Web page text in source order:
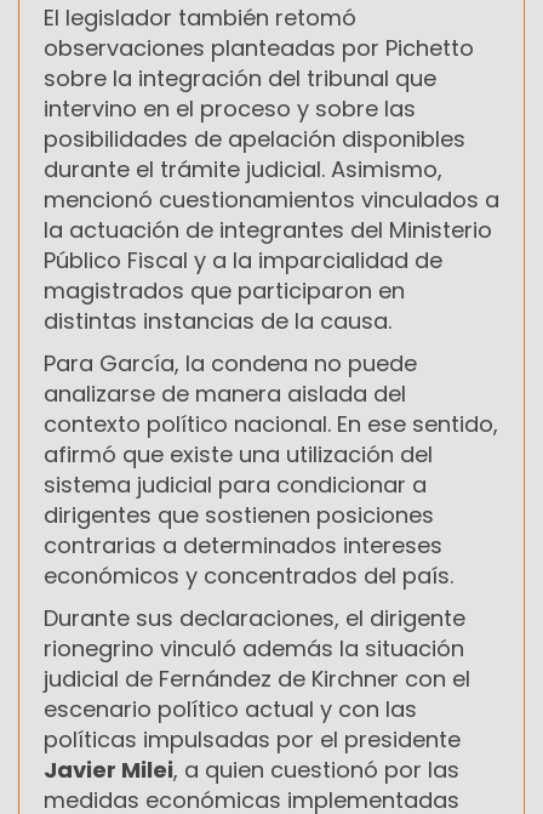
El legislador también retomó
observaciones planteadas por Pichetto
sobre la integración del tribunal que
intervino en el proceso y sobre las
posibilidades de apelación disponibles
durante el trámite judicial. Asimismo,
mencionó cuestionamientos vinculados a
la actuación de integrantes del Ministerio
Público Fiscal y a la imparcialidad de
magistrados que participaron en
distintas instancias de la causa.
Para García, la condena no puede
analizarse de manera aislada del
contexto político nacional. En ese sentido,
afirmó que existe una utilización del
sistema judicial para condicionar a
dirigentes que sostienen posiciones
contrarias a determinados intereses
económicos y concentrados del país.
Durante sus declaraciones, el dirigente
rionegrino vinculó además la situación
judicial de Fernández de Kirchner con el
escenario político actual y con las
políticas impulsadas por el presidente
Javier Milei, a quien cuestionó por las
medidas económicas implementadas